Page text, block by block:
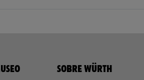
SOBRE WÜRTH